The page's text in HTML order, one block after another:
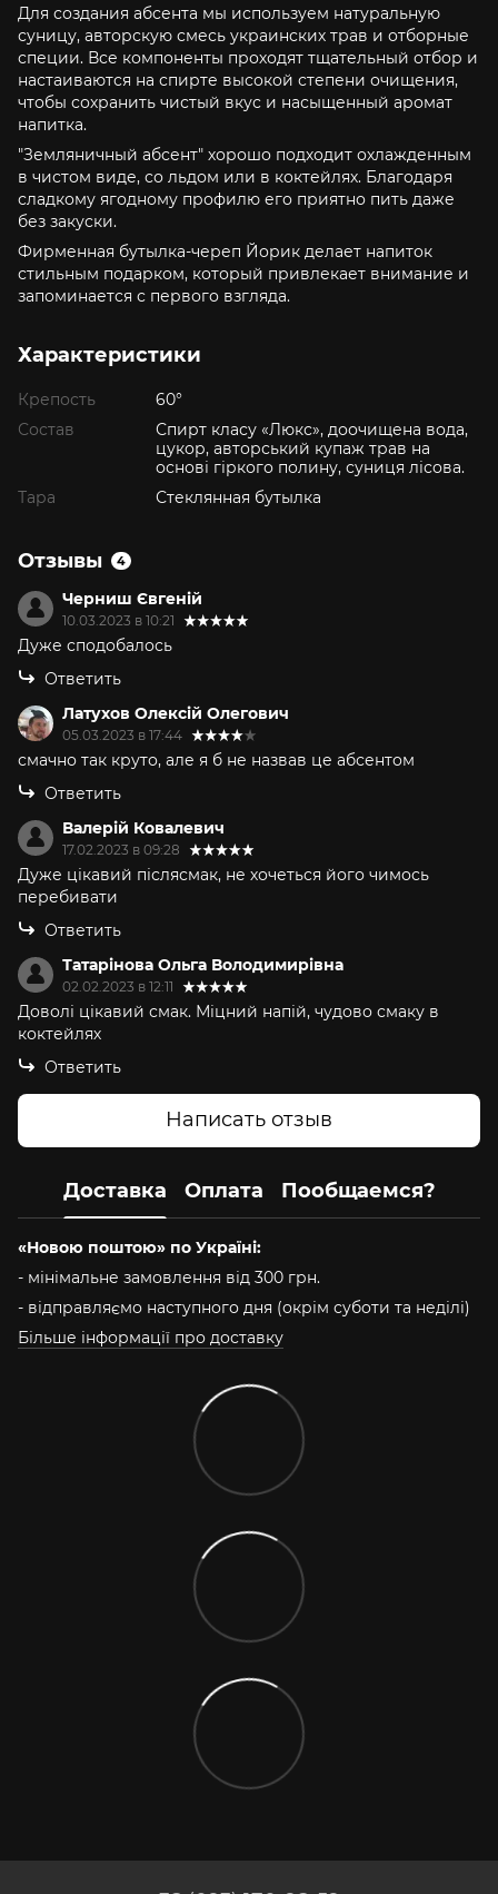
Для создания абсента мы используем натуральную
суницу, авторскую смесь украинских трав и отборные
специи. Все компоненты проходят тщательный отбор и
настаиваются на спирте высокой степени очищения,
чтобы сохранить чистый вкус и насыщенный аромат
напитка.
"Земляничный абсент" хорошо подходит охлажденным
в чистом виде, со льдом или в коктейлях. Благодаря
сладкому ягодному профилю его приятно пить даже
без закуски.
Фирменная бутылка-череп Йорик делает напиток
стильным подарком, который привлекает внимание и
запоминается с первого взгляда.
Характеристики
Крепость
60°
Состав
Спирт класу «Люкс», доочищена вода,
цукор, авторський купаж трав на
основі гіркого полину, суниця лісова.
Тара
Стеклянная бутылка
Отзывы 4
Черниш Євгеній
10.03.2023 в 10:21
Дуже сподобалось
Ответить
Латухов Олексiй Олегович
05.03.2023 в 17:44
смачно так круто, але я б не назвав це абсентом
Ответить
Валерій Ковалевич
17.02.2023 в 09:28
Дуже цікавий післясмак, не хочеться його чимось
перебивати
Ответить
Татарінова Ольга Володимирівна
02.02.2023 в 12:11
Доволі цікавий смак. Міцний напій, чудово смаку в
коктейлях
Ответить
Написать отзыв
Доставка Оплата Пообщаемся?
«Новою поштою» по Україні:
- мінімальне замовлення від 300 грн.
- відправляємо наступного дня (окрім суботи та неділі)
Більше інформації про доставку